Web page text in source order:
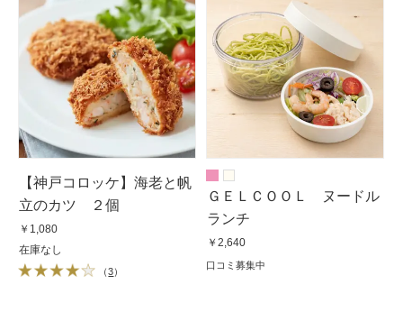
【神戸コロッケ】海老と帆
立のカツ ２個
￥1,080
在庫なし
（3）
ＧＥＬＣＯＯＬ ヌードル
ランチ
￥2,640
口コミ募集中